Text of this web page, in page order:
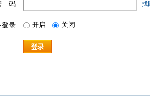
码 找
登录 开启 关闭
登录